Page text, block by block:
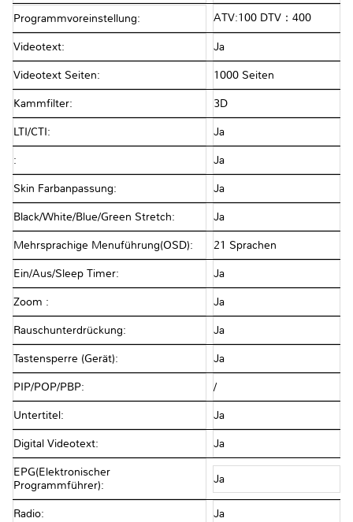
Programmvoreinstellung: ATV:100 DTV：400
Videotext: Ja
Videotext Seiten: 1000 Seiten
Kammfilter: 3D
LTI/CTI: Ja
: Ja
Skin Farbanpassung: Ja
Black/White/Blue/Green Stretch: Ja
Mehrsprachige Menuführung(OSD): 21 Sprachen
Ein/Aus/Sleep Timer: Ja
Zoom : Ja
Rauschunterdrückung: Ja
Tastensperre (Gerät): Ja
PIP/POP/PBP: /
Untertitel: Ja
Digital Videotext: Ja
EPG(Elektronischer
Programmführer):
Ja
Radio: Ja